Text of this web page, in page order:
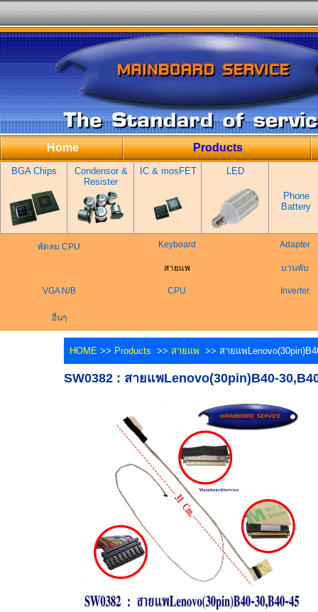
Home Products
BGA Chips
Condensor &
Resister
IC & mosFET LED
Phone
Battery
พัดลม CPU Keyboard Adapter
สายแพ บานพับ
VGA N/B CPU Inverter
อื่นๆ
HOME >> Products >> สายแพ >> สายแพ
SW0382 : สายแพLenovo(30pin)B40-